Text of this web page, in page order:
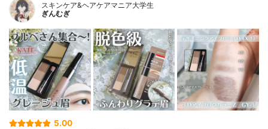
スキンケア&ヘアケアマニア大学生
ぎんむぎ
5.00